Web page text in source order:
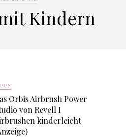
Kindern
Orbis Airbrush Power
von Revell I
kinderleicht